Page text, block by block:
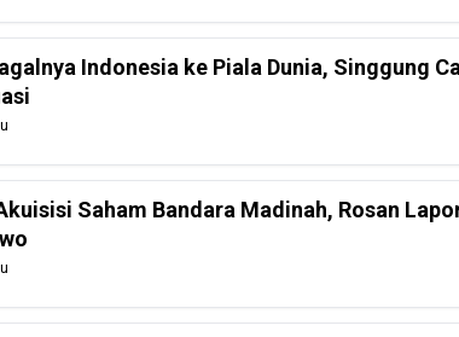
Indonesia ke Piala Dunia, Singgung
Saham Bandara Madinah, Rosan